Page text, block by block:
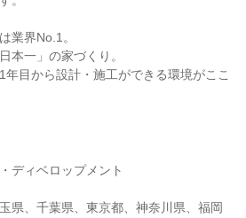
業界No.1。
本一」の家づくり。
目から設計・施工ができる環境がここ
ディベロップメント
県、千葉県、東京都、神奈川県、福岡